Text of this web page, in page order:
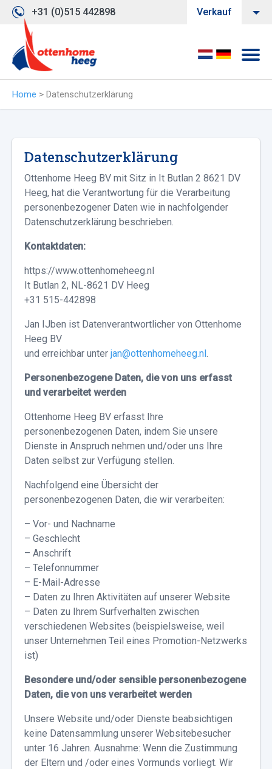
+31 (0)515 442898 Verkauf
Home > Datenschutzerklärung
Datenschutzerklärung
Ottenhome Heeg BV mit Sitz in It Butlan 2 8621 DV
Heeg, hat die Verantwortung für die Verarbeitung
personenbezogener Daten wie in nachfolgender
Datenschutzerklärung beschrieben.
Kontaktdaten:
https://www.ottenhomeheeg.nl
It Butlan 2, NL-8621 DV Heeg
+31 515-442898
Jan IJben ist Datenverantwortlicher von Ottenhome
Heeg BV
und erreichbar unter jan@ottenhomeheeg.nl.
Personenbezogene Daten, die von uns erfasst
und verarbeitet werden
Ottenhome Heeg BV erfasst Ihre
personenbezogenen Daten, indem Sie unsere
Dienste in Anspruch nehmen und/oder uns Ihre
Daten selbst zur Verfügung stellen.
Nachfolgend eine Übersicht der
personenbezogenen Daten, die wir verarbeiten:
– Vor- und Nachname
– Geschlecht
– Anschrift
– Telefonnummer
– E-Mail-Adresse
– Daten zu Ihren Aktivitäten auf unserer Website
– Daten zu Ihrem Surfverhalten zwischen
verschiedenen Websites (beispielsweise, weil
unser Unternehmen Teil eines Promotion-Netzwerks
ist)
Besondere und/oder sensible personenbezogene
Daten, die von uns verarbeitet werden
Unsere Website und/oder Dienste beabsichtigen
keine Datensammlung unserer Websitebesucher
unter 16 Jahren. Ausnahme: Wenn die Zustimmung
der Eltern und /oder eines Vormunds vorliegt. Wir